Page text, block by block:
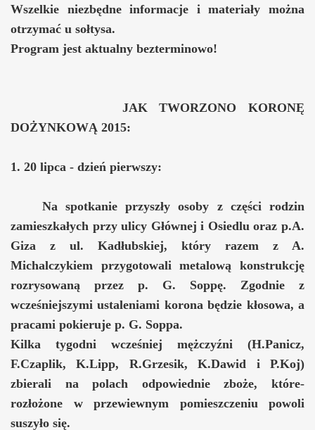
Wszelkie niezbędne informacje i materiały można
otrzymać u sołtysa.
Program jest aktualny bezterminowo!
JAK TWORZONO KORONĘ
DOŻYNKOWĄ 2015:
1. 20 lipca - dzień pierwszy:
Na spotkanie przyszły osoby z części rodzin
zamieszkałych przy ulicy Głównej i Osiedlu oraz p.A.
Giza z ul. Kadłubskiej, który razem z A.
Michalczykiem przygotowali metalową konstrukcję
rozrysowaną przez p. G. Soppę. Zgodnie z
wcześniejszymi ustaleniami korona będzie kłosowa, a
pracami pokieruje p. G. Soppa.
Kilka tygodni wcześniej mężczyźni (H.Panicz,
F.Czaplik, K.Lipp, R.Grzesik, K.Dawid i P.Koj)
zbierali na polach odpowiednie zboże, które-
rozłożone w przewiewnym pomieszczeniu powoli
suszyło się.